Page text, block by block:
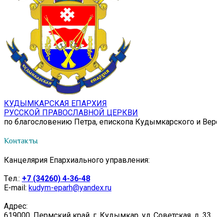
КУДЫМКАРСКАЯ ЕПАРХИЯ
РУССКОЙ ПРАВОСЛАВНОЙ ЦЕРКВИ
по благословению Петра, епископа Кудымкарского и
Контакты
Канцелярия Епархиального управления:
Tел.: +7 (34260) 4-36-48
E-mail: kudym-eparh@yandex.ru
Адрес: